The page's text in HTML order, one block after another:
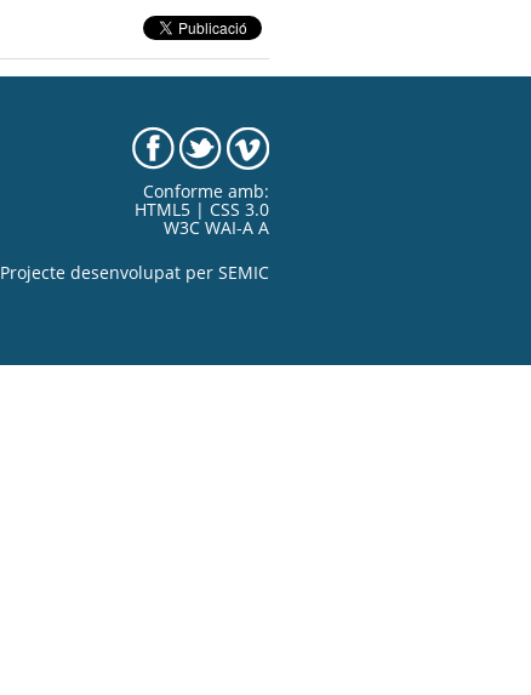
Conforme amb:
HTML5 | CSS 3.0
W3C WAI-A A
Projecte desenvolupat per SEMIC